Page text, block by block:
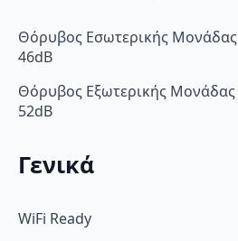
Θόρυβος Εσωτερικής Μονάδας
46dB
Θόρυβος Εξωτερικής Μονάδας
52dB
Γενικά
WiFi Ready